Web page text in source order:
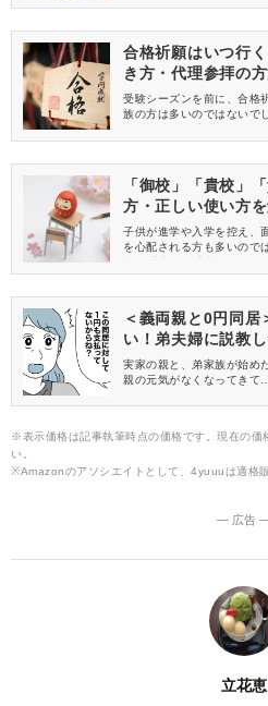
信してくれる方を募集して
合格祈願はいつ行
き方・代理参拝の
受験シーズンを前に、合格
族の方は多いのではないで
利益のある良い日を選びた
せて、絵馬の書き方や代理
「御校」「貴校」
方・正しい使い方
子供が進学や入学を控え、
を心配される方も多いので
校関連の文書や面接などで
け方について分かりやすく
ててくださいね。
＜義両親と0円同居
い！弟夫婦に説教
実家の親と、弟家族が始め
親の元気がなくなってき
※表示価格は記事執筆時点の価格です。現在の価
い。
※Amazonのアソシエイトとして、4yuuuは適格
― 広告
立花恵